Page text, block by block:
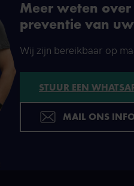
Meer weten
preventie van
Wij zijn bereikbaar op
STUUR EEN
MAIL ONS